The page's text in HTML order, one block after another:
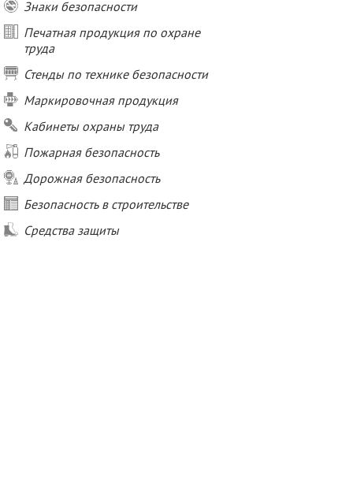
Знаки безопасности
Печатная продукция по охране
труда
Стенды по технике безопасности
Маркировочная продукция
Кабинеты охраны труда
Пожарная безопасность
Дорожная безопасность
Безопасность в строительстве
Средства защиты